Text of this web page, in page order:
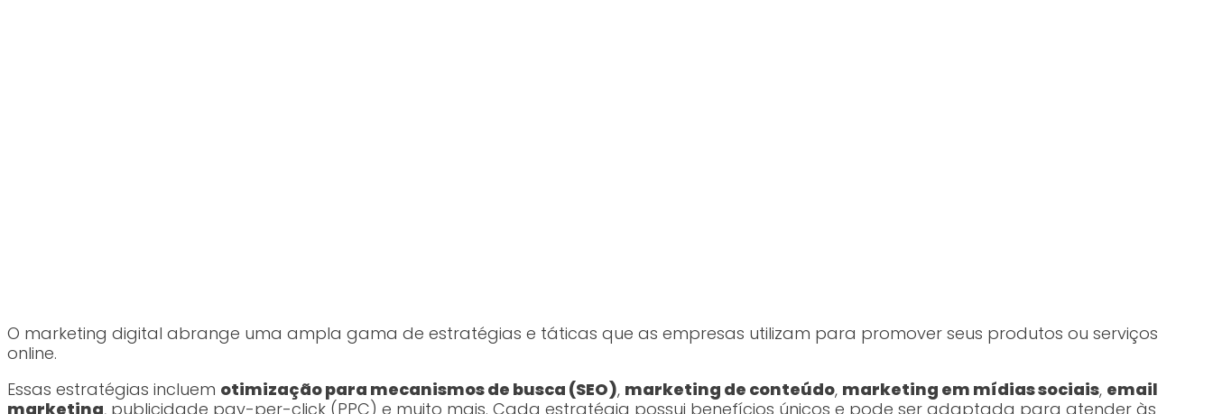
O marketing digital abrange uma ampla gama de estratégias e táticas que as empresas utilizam para promover seus produtos ou serviços
online.
Essas estratégias incluem otimização para mecanismos de busca (SEO), marketing de conteúdo, marketing em mídias sociais, email
marketing, publicidade pay-per-click (PPC) e muito mais. Cada estratégia possui benefícios únicos e pode ser adaptada para atender às